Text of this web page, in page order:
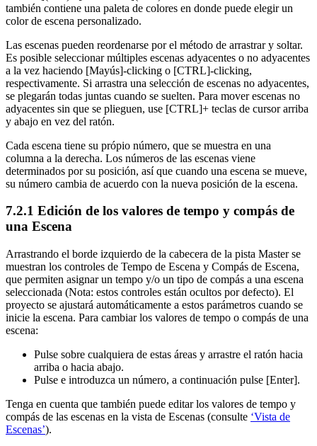
también contiene una paleta de colores en donde puede elegir un
color de escena personalizado.
Las escenas pueden reordenarse por el método de arrastrar y soltar.
Es posible seleccionar múltiples escenas adyacentes o no adyacentes
a la vez haciendo [Mayús]-clicking o [CTRL]-clicking,
respectivamente. Si arrastra una selección de escenas no adyacentes,
se plegarán todas juntas cuando se suelten. Para mover escenas no
adyacentes sin que se plieguen, use [CTRL]+ teclas de cursor arriba
y abajo en vez del ratón.
Cada escena tiene su própio número, que se muestra en una
columna a la derecha. Los números de las escenas viene
determinados por su posición, así que cuando una escena se mueve,
su número cambia de acuerdo con la nueva posición de la escena.
7.2.1 Edición de los valores de tempo y compás de
una Escena
Arrastrando el borde izquierdo de la cabecera de la pista Master se
muestran los controles de Tempo de Escena y Compás de Escena,
que permiten asignar un tempo y/o un tipo de compás a una escena
seleccionada (Nota: estos controles están ocultos por defecto). El
proyecto se ajustará automáticamente a estos parámetros cuando se
inicie la escena. Para cambiar los valores de tempo o compás de una
escena:
Pulse sobre cualquiera de estas áreas y arrastre el ratón hacia
arriba o hacia abajo.
Pulse e introduzca un número, a continuación pulse [Enter].
Tenga en cuenta que también puede editar los valores de tempo y
compás de las escenas en la vista de Escenas (consulte ‘Vista de
Escenas’).